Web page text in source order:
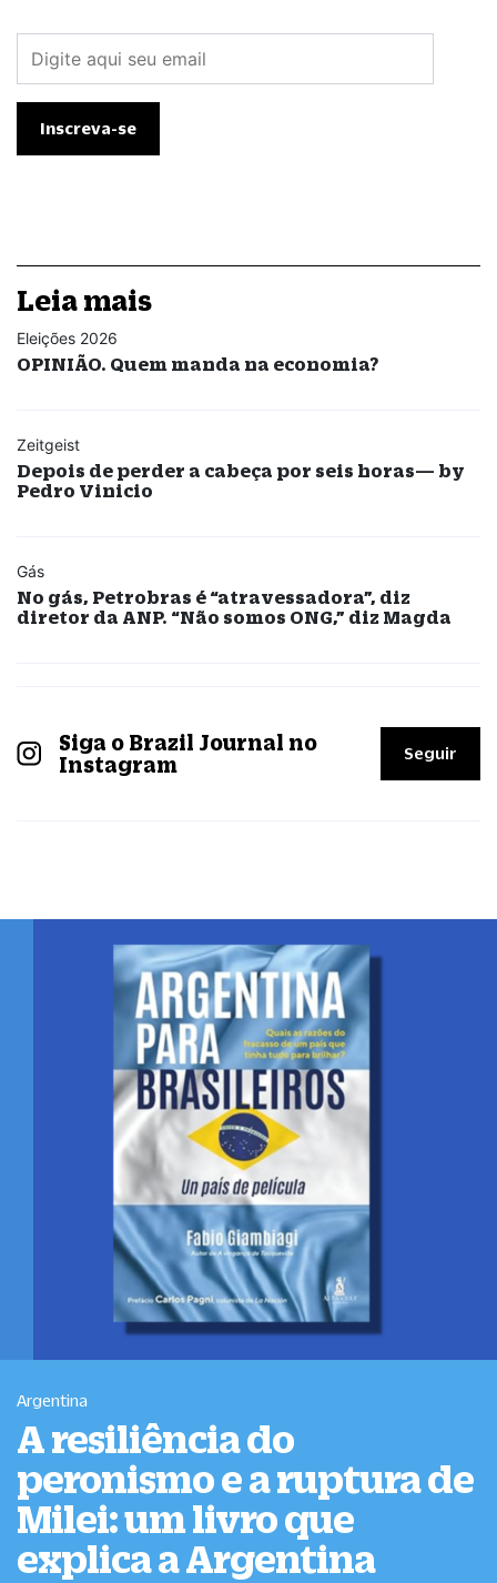
Leia mais
Eleições 2026
OPINIÃO. Quem manda na economia?
Zeitgeist
Depois de perder a cabeça por seis horas— by
Pedro Vinicio
Gás
No gás, Petrobras é “atravessadora”, diz
diretor da ANP. “Não somos ONG,” diz Magda
Siga o Brazil Journal no
Instagram
Seguir
Argentina
A resiliência do
peronismo e a ruptura de
Milei: um livro que
explica a Argentina